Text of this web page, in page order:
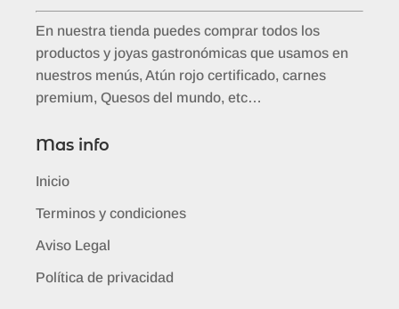
En nuestra tienda puedes comprar todos los
productos y joyas gastronómicas que usamos en
nuestros menús, Atún rojo certificado, carnes
premium, Quesos del mundo, etc…
Mas info
Inicio
Terminos y condiciones
Aviso Legal
Política de privacidad